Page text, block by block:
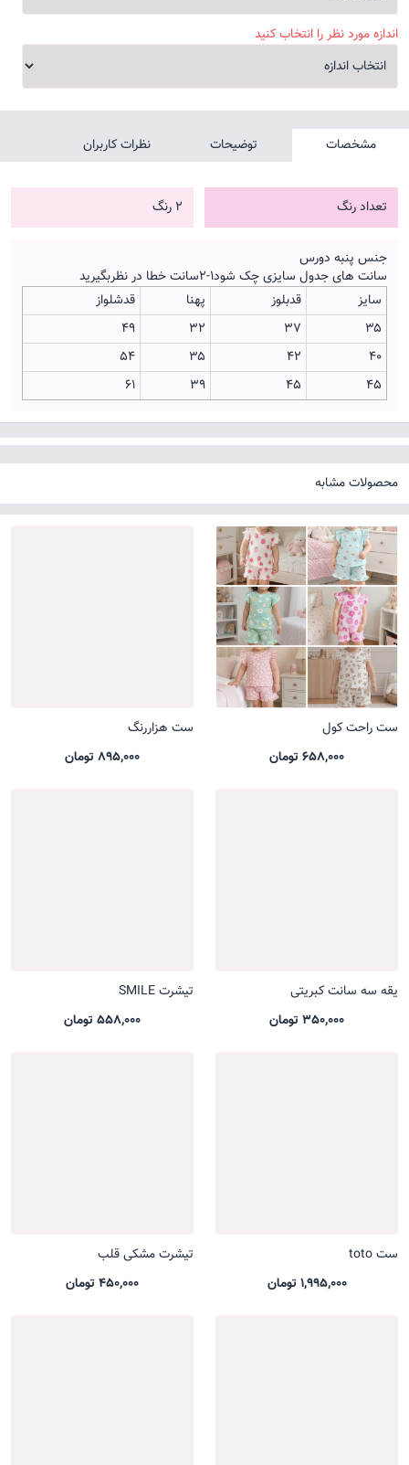
اندازه مورد نظر را انتخاب کنید
مشخصات توضیحات نظرات کاربران
تعداد رنگ 2 رنگ
جنس پنبه دورس
سانت های جدول سایزی چک شود۱-۲سانت خطا در نظربگیرید
سایز
قدبلوز پهنا
قدشلواز
۳۵
۳۷ 32
49
۴۰
۴۲ ۳۵
54
۴۵
۴۵ ۳۹ 61
محصولات مشابه
ست راحت کول
658,000 تومان
ست هزاررنگ
895,000 تومان
یقه سه سانت کبریتی
350,000 تومان
تیشرت SMILE
558,000 تومان
ست toto
1,995,000 تومان
تیشرت مشکی قلب
450,000 تومان